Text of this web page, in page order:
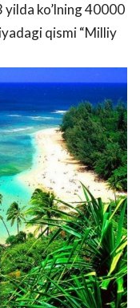
ko’lning 40000
qismi “Milliy